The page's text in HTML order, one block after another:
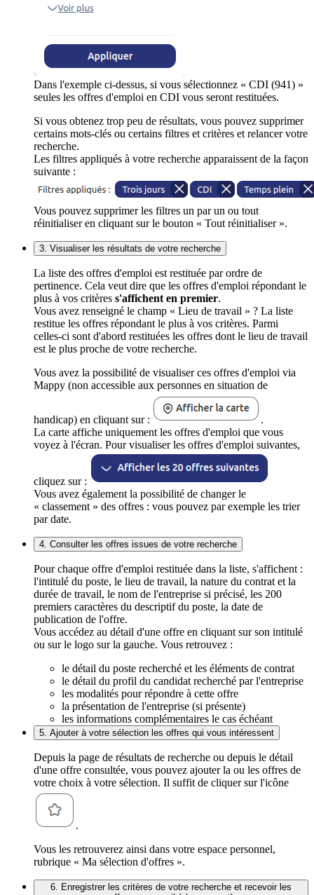
Dans l'exemple ci-dessus, si vous sélectionnez « CDI (941) »
seules les offres d'emploi en CDI vous seront restituées.
Si vous obtenez trop peu de résultats, vous pouvez supprimer
certains mots-clés ou certains filtres et critères et relancer votre
recherche.
Les filtres appliqués à votre recherche apparaissent de la façon
suivante :
Vous pouvez supprimer les filtres un par un ou tout
réinitialiser en cliquant sur le bouton « Tout réinitialiser ».
3. Visualiser les résultats de votre recherche
La liste des offres d'emploi est restituée par ordre de
pertinence. Cela veut dire que les offres d'emploi répondant le
plus à vos critères s'affichent en premier.
Vous avez renseigné le champ « Lieu de travail » ? La liste
restitue les offres répondant le plus à vos critères. Parmi
celles-ci sont d'abord restituées les offres dont le lieu de travail
est le plus proche de votre recherche.
Vous avez la possibilité de visualiser ces offres d'emploi via
Mappy (non accessible aux personnes en situation de
handicap) en cliquant sur :
.
La carte affiche uniquement les offres d'emploi que vous
voyez à l'écran. Pour visualiser les offres d'emploi suivantes,
cliquez sur :
Vous avez également la possibilité de changer le
« classement » des offres : vous pouvez par exemple les trier
par date.
4. Consulter les offres issues de votre recherche
Pour chaque offre d'emploi restituée dans la liste, s'affichent :
l'intitulé du poste, le lieu de travail, la nature du contrat et la
durée de travail, le nom de l'entreprise si précisé, les 200
premiers caractères du descriptif du poste, la date de
publication de l'offre.
Vous accédez au détail d'une offre en cliquant sur son intitulé
ou sur le logo sur la gauche. Vous retrouvez :
le détail du poste recherché et les éléments de contrat
le détail du profil du candidat recherché par l'entreprise
les modalités pour répondre à cette offre
la présentation de l'entreprise (si présente)
les informations complémentaires le cas échéant
5. Ajouter à votre sélection les offres qui vous intéressent
Depuis la page de résultats de recherche ou depuis le détail
d'une offre consultée, vous pouvez ajouter la ou les offres de
votre choix à votre sélection. Il suffit de cliquer sur l'icône
.
Vous les retrouverez ainsi dans votre espace personnel,
rubrique « Ma sélection d'offres ».
6. Enregistrer les critères de votre recherche et recevoir les